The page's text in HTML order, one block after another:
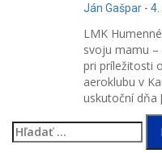
Ján Gašpar -
LMK
svoju mamu –
pri príležitosti
aeroklubu v
uskutoční dňa
Hľadať: